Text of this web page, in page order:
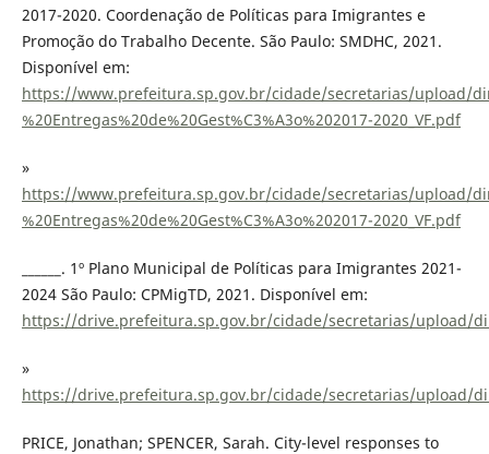
2017-2020. Coordenação de Políticas para Imigrantes e
Promoção do Trabalho Decente. São Paulo: SMDHC, 2021.
Disponível em:
https://www.prefeitura.sp.gov.br/cidade/secretarias/upload/
%20Entregas%20de%20Gest%C3%A3o%202017-2020_VF.pdf
»
https://www.prefeitura.sp.gov.br/cidade/secretarias/upload/
%20Entregas%20de%20Gest%C3%A3o%202017-2020_VF.pdf
______. 1º Plano Municipal de Políticas para Imigrantes 2021-
2024 São Paulo: CPMigTD, 2021. Disponível em:
https://drive.prefeitura.sp.gov.br/cidade/secretarias/upload/
»
https://drive.prefeitura.sp.gov.br/cidade/secretarias/upload/
PRICE, Jonathan; SPENCER, Sarah. City-level responses to